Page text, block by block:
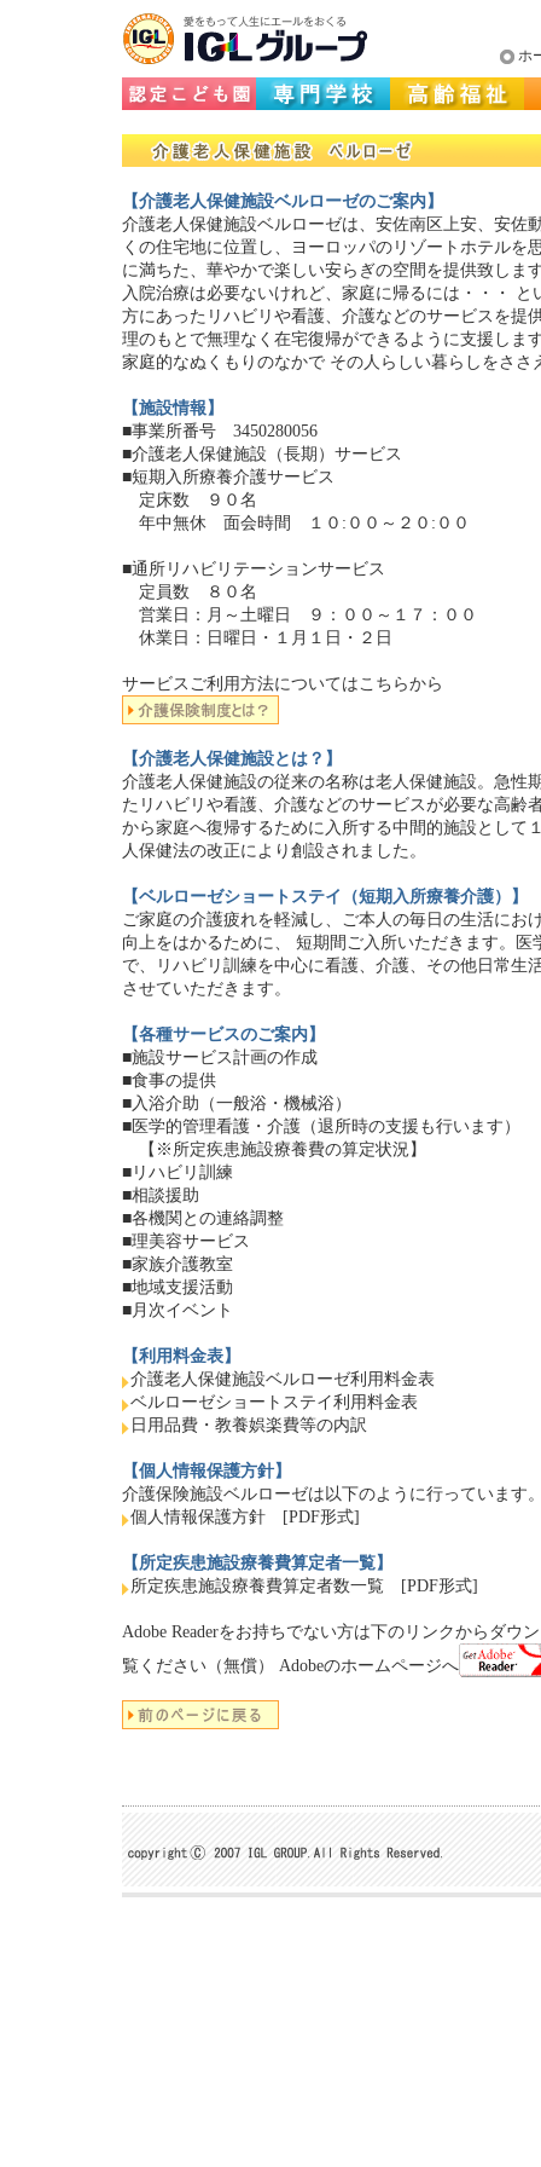
ホ
【介護老人保健施設ベルローゼのご案内】
介護老人保健施設ベルローゼは、安佐南区上安、安佐
くの住宅地に位置し、ヨーロッパのリゾートホテルを
に満ちた、華やかで楽しい安らぎの空間を提供致しま
入院治療は必要ないけれど、家庭に帰るには・・・ と
方にあったリハビリや看護、介護などのサービスを提
理のもとで無理なく在宅復帰ができるように支援しま
家庭的なぬくもりのなかで その人らしい暮らしをささ
【施設情報】
■事業所番号 3450280056
■介護老人保健施設（長期）サービス
■短期入所療養介護サービス
定床数 ９０名
年中無休 面会時間 １０:００～２０:００
■通所リハビリテーションサービス
定員数 ８０名
営業日：月～土曜日 ９：００～１７：００
休業日：日曜日・１月１日・２日
サービスご利用方法についてはこちらから
【介護老人保健施設とは？】
介護老人保健施設の従来の名称は老人保健施設。急性
たリハビリや看護、介護などのサービスが必要な高齢
から家庭へ復帰するために入所する中間的施設として
人保健法の改正により創設されました。
【ベルローゼショートステイ（短期入所療養介護）】
ご家庭の介護疲れを軽減し、ご本人の毎日の生活にお
向上をはかるために、 短期間ご入所いただきます。医
で、リハビリ訓練を中心に看護、介護、その他日常生
させていただきます。
【各種サービスのご案内】
■施設サービス計画の作成
■食事の提供
■入浴介助（一般浴・機械浴）
■医学的管理看護・介護（退所時の支援も行います）
【※所定疾患施設療養費の算定状況】
■リハビリ訓練
■相談援助
■各機関との連絡調整
■理美容サービス
■家族介護教室
■地域支援活動
■月次イベント
【利用料金表】
介護老人保健施設ベルローゼ利用料金表
ベルローゼショートステイ利用料金表
日用品費・教養娯楽費等の内訳
【個人情報保護方針】
介護保険施設ベルローゼは以下のように行っています
個人情報保護方針 [PDF形式]
【所定疾患施設療養費算定者一覧】
所定疾患施設療養費算定者数一覧 [PDF形式]
Adobe Readerをお持ちでない方は下のリンクからダウ
覧ください（無償） Adobeのホームページへ